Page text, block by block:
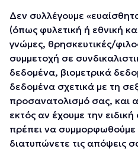
Δεν συλλέγουμε
(όπως φυλετική ή εθνική
γνώμες, θρησκευτικές/
συμμετοχή σε
δεδομένα, βιομετρικά
δεδομένα σχετικά με τη
προσανατολισμό σας, και
εκτός αν έχουμε την
πρέπει να
διατυπώνετε τις απόψεις